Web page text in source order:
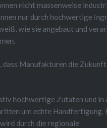
nicht massenweise
nur durch hochwertige
wie sie angebaut und
dass Manufakturen die
hochwertige Zutaten und in
um echte Handfertigung.
durch die regionale